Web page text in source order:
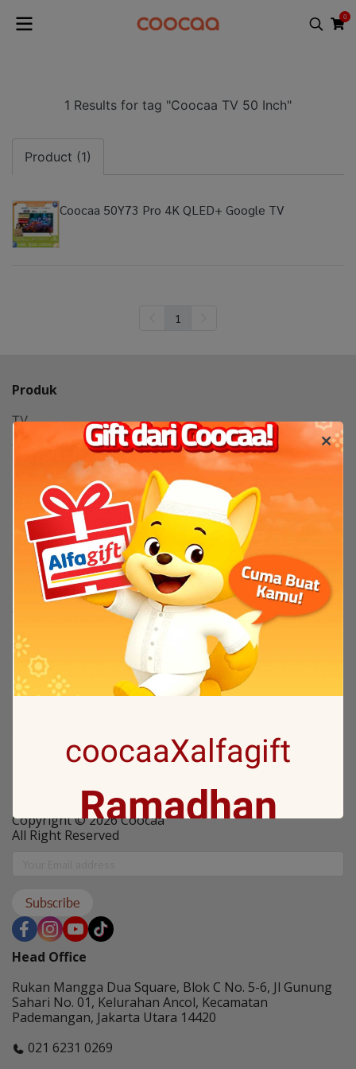
0
1 Results for tag "Coocaa TV 50 Inch"
Product (1)
Coocaa 50Y73 Pro 4K QLED+ Google TV
1
Produk
TV
TV By Size
Flash Sale
Bantuan
Servis & Perbaikan
Tentang
Tentang Coocaa
Kanal Berita / News
Others
New Arrival
PT. Skyworth Indonesia
Copyright © 2026 Coocaa
All Right Reserved
Subscribe
Head Office
Rukan Mangga Dua Square, Blok C No. 5-6, Jl Gunung
Sahari No. 01, Kelurahan Ancol, Kecamatan
Pademangan, Jakarta Utara 14420
021 6231 0269
coocaaXalfagift
Ramadhan
Ramadan ini bakal makin seru karena
Coocaa & Alfagift siap kasih promo,
challenge, dan kejutan hadiah buat kamu